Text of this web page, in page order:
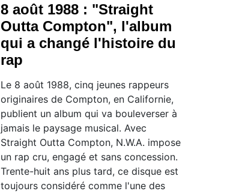
8 août 1988 : "Straight
Outta Compton", l'album
qui a changé l'histoire du
rap
Le 8 août 1988, cinq jeunes rappeurs
originaires de Compton, en Californie,
publient un album qui va bouleverser à
jamais le paysage musical. Avec
Straight Outta Compton, N.W.A. impose
un rap cru, engagé et sans concession.
Trente-huit ans plus tard, ce disque est
toujours considéré comme l'une des